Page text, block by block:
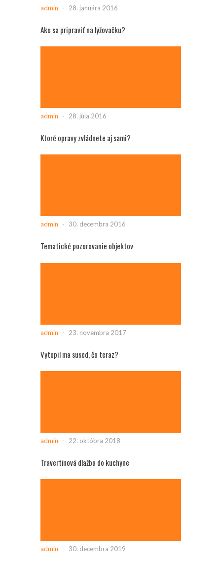
admin - 28. januára 2016
Ako sa pripraviť na lyžovačku?
admin - 28. júla 2016
Ktoré opravy zvládnete aj sami?
admin - 30. decembra 2016
Tematické pozorovanie objektov
admin - 23. novembra 2017
Vytopil ma sused, čo teraz?
admin - 22. októbra 2018
Travertínová dlažba do kuchyne
admin - 30. decembra 2019